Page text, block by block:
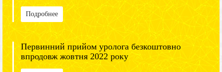
Подробнее
Первинний прийом уролога безкоштовно
впродовж жовтня 2022 року